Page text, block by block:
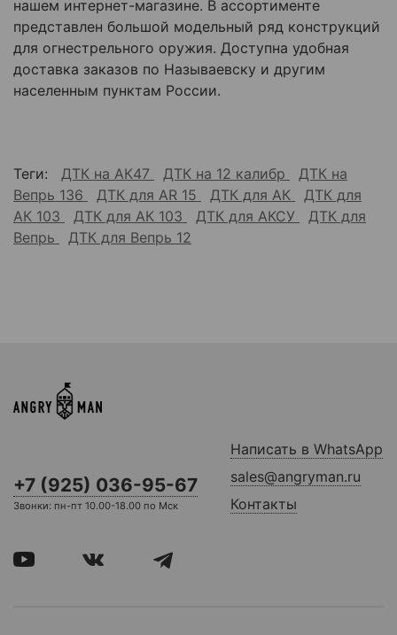
нашем интернет-магазине. В ассортименте
представлен большой модельный ряд конструкций
для огнестрельного оружия. Доступна удобная
доставка заказов по Называевску и другим
населенным пунктам России.
Теги: ДТК на АК47 ДТК на 12 калибр
ДТК на
Вепрь 136
ДТК для AR 15 ДТК для АК
ДТК для
АК 103
ДТК для АК 103 ДТК для АКСУ
ДТК для
Вепрь
ДТК для Вепрь 12
+7 (925) 036-95-67
Звонки: пн-пт 10.00-18.00 по Мск
Написать в WhatsApp
sales@angryman.ru
Контакты